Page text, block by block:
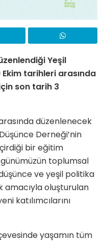
Yeşil
tarihleri arasında
son tarih 3
düzenlenecek
Derneği’nin
bir eğitim
toplumsal
ve yeşil politika
oluşturulan
katılımcılarını
yaşamın tüm